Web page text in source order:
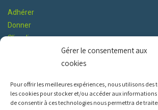
Gérer le consentement aux
cookies
Pour offrir les meilleures expériences, nous utilisons des
les cookies pour stocker et/ou accéder aux
de consentir à ces technologies nous permettra de
Adhérer
Donner
S'impliquer
Co-construire le Programme
RESTONS EN CONTACT